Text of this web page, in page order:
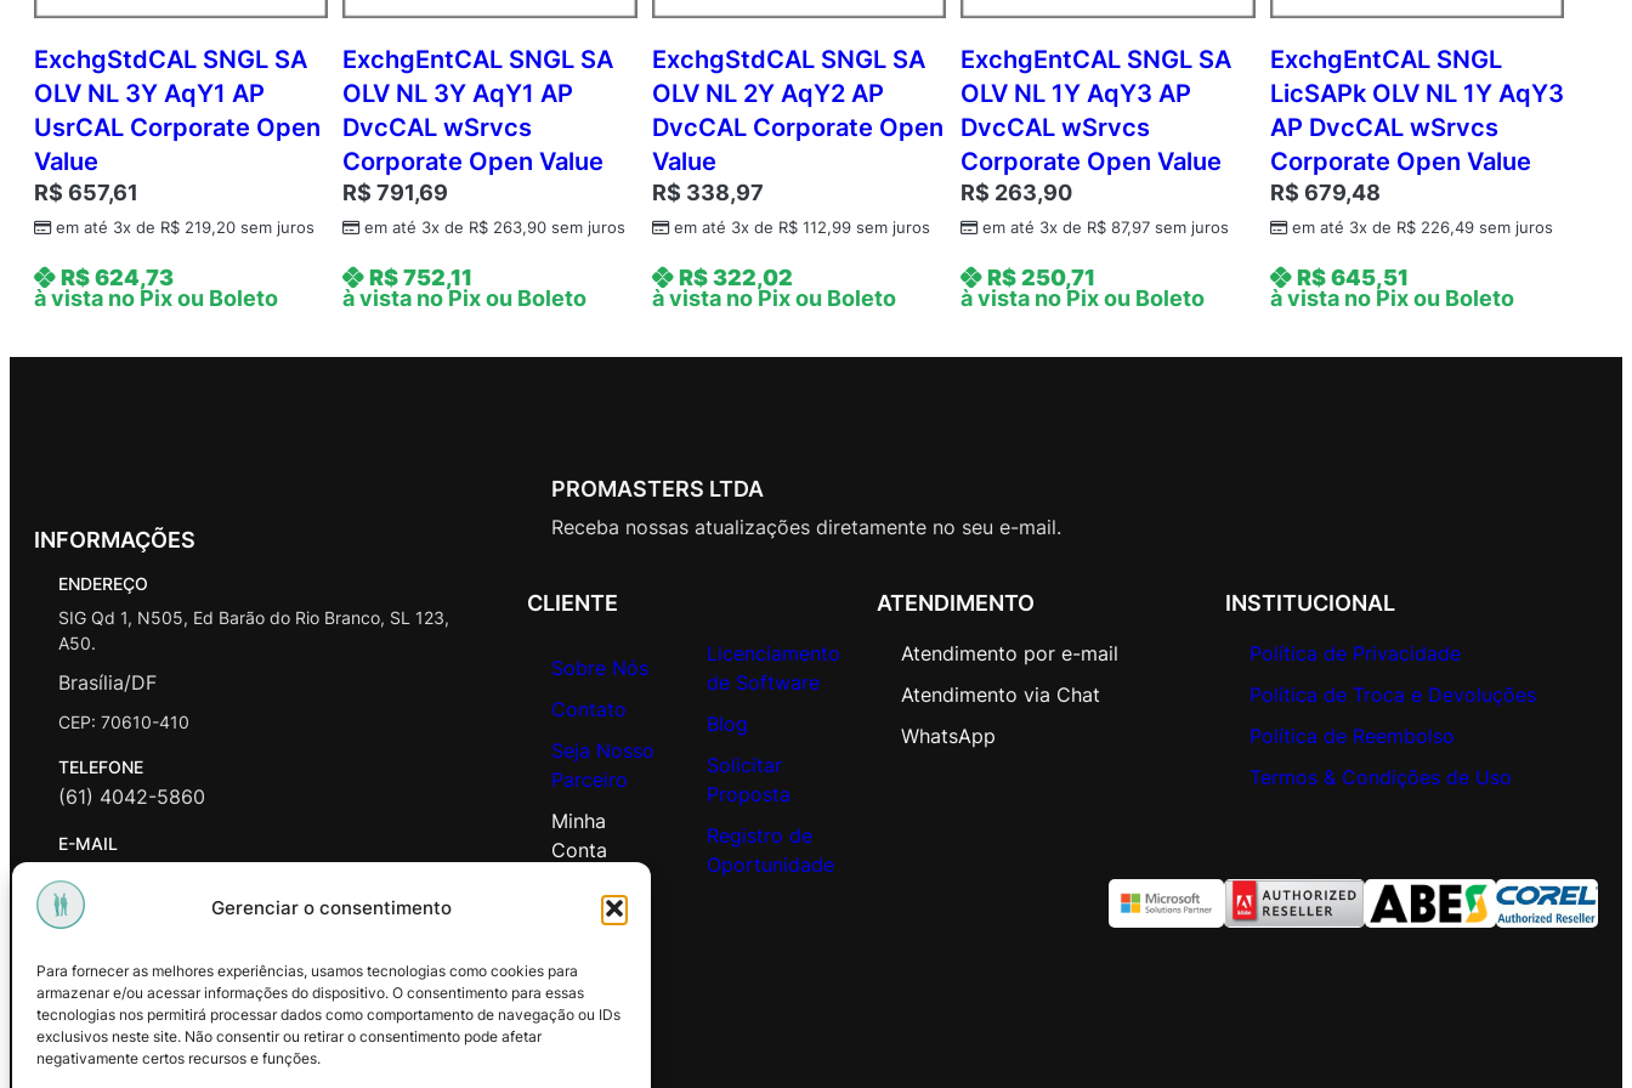
Gerenciar o consentimento
Para fornecer as melhores experiências, usamos tecnologias como cookies para
armazenar e/ou acessar informações do dispositivo. O consentimento para essas
tecnologias nos permitirá processar dados como comportamento de navegação ou IDs
exclusivos neste site. Não consentir ou retirar o consentimento pode afetar
negativamente certos recursos e funções.
o
r
p
o
r
a
t
e
p
e
q
ExchgStdCAL SNGL SA
OLV NL 3Y AqY1 AP
UsrCAL Corporate Open
Value
R$ 657,61
em até 3x de R$ 219,20 sem juros
R$624,73
à vista no Pix ou Boleto
ExchgEntCAL SNGL SA
OLV NL 3Y AqY1 AP
DvcCAL wSrvcs
Corporate Open Value
R$ 791,69
em até 3x de R$ 263,90 sem juros
R$752,11
à vista no Pix ou Boleto
ExchgStdCAL SNGL SA
OLV NL 2Y AqY2 AP
DvcCAL Corporate Open
Value
R$ 338,97
em até 3x de R$112,99sem juros
R$322,02
à vista no Pix ou Boleto
ExchgEntCAL SNGL SA
OLV NL 1Y AqY3 AP
DvcCAL wSrvcs
Corporate Open Value
R$ 263,90
em até 3x de R$ 87,97 sem juros
R$250,71
à vista no Pix ou Boleto
ExchgEntCAL SNGL
LicSAPk OLV NL 1Y AqY3
AP DvcCAL wSrvcs
Corporate Open Value
R$ 679,48
em até 3x de R$226,49sem juros
R$645,51
à vista no Pix ou Boleto
INFORMAÇÕES
ENDEREÇO
SIG Qd 1, N505, Ed Barão do Rio Branco, SL 123,
A50.
Brasília/DF
CEP: 70610-410
TELEFONE
(61) 4042-5860
E-MAIL
contato@promasters.net.br
HORÁRIO DE ATENDIMENTO
Facebook Instagram Youtube
PROMASTERS LTDA
Receba nossas atualizações diretamente no seu e-mail.
CLIENTE
Sobre Nós
Contato
Seja Nosso
Parceiro
Minha
Conta
Licenciamento
de Software
Blog
Solicitar
Proposta
Registro de
Oportunidade
ATENDIMENTO
Atendimento por e-mail
Atendimento via Chat
WhatsApp
INSTITUCIONAL
Política de Privacidade
Política de Troca e Devoluções
Política de Reembolso
Termos & Condições de Uso